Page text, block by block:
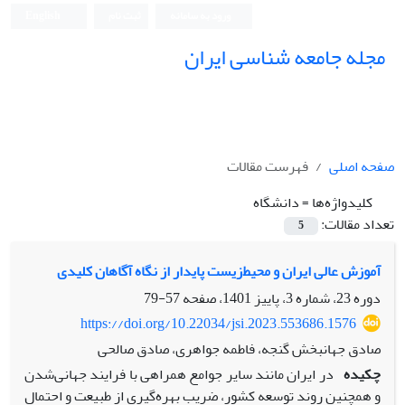
مجله جامعه شناسی ایران
صفحه اصلی
فهرست مقالات
کلیدواژه‌ها =دانشگاه
تعداد مقالات:
5
آموزش عالی ایران و محیط‌زیست پایدار از نگاه آگاهان کلیدی
دوره 23، شماره 3، پاییز 1401، صفحه
57-79
https://doi.org/10.22034/jsi.2023.553686.1576
صادق جهانبخش گنجه، فاطمه جواهری، صادق صالحی
چکیده در ایران مانند سایر جوامع همراهی با فرایند جهانی‌شدن
و همچنین روند توسعه کشور، ضریب بهره‌گیری از طبیعت و احتمال